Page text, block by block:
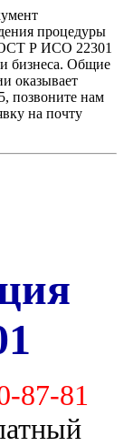
процедуры
Р ИСО 22301
бизнеса. Общие
оказывает
позвоните нам
на почту
87-81